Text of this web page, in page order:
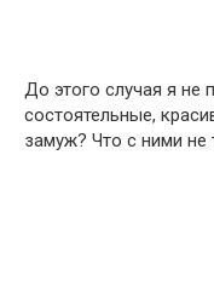
До этого случая я не
состоятельные,
замуж? Что с ними не